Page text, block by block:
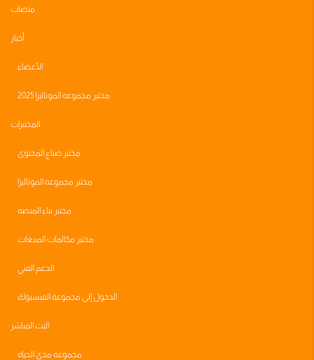
منصات
أخبار
الأعضاء
مختبر مجموعه الموناليزا 2025
المختبرات
مختبر صناع المحتوى
مختبر مجموعه الموناليزا
مختبر بناء المنصه
مختبر مكالمات المبيعات
الدعم الفني
الدخول إلى مجموعة الفيسبوك
البث المباشر
مجموعه مدى الحياه